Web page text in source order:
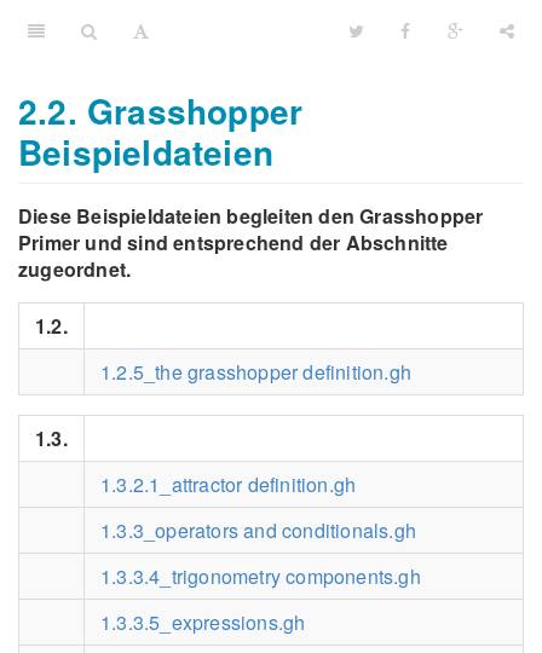
2.2. Grasshopper
Beispieldateien
Diese Beispieldateien begleiten den Grasshopper
Primer und sind entsprechend der Abschnitte
zugeordnet.
1.2.
1.2.5_the grasshopper definition.gh
1.3.
1.3.2.1_attractor definition.gh
1.3.3_operators and conditionals.gh
1.3.3.4_trigonometry components.gh
1.3.3.5_expressions.gh